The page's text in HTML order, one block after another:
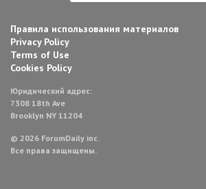
Правила использования материалов
Privacy Policy
Terms of Use
Cookies Policy
Юридический адрес:
7308 18th Ave
Brooklyn NY 11204
© 2026 ForumDaily inc.
Все права защищены.